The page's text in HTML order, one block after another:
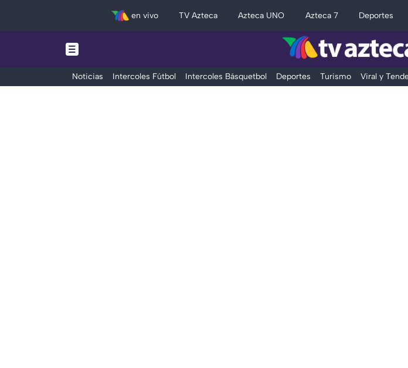
en vivo TV Azteca Azteca UNO Azteca 7 Deportes
Noticias Intercoles Fútbol Intercoles Básquetbol Deportes Turismo Viral y